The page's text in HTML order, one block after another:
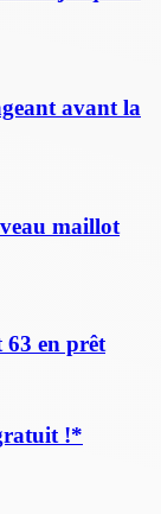
avant la
maillot
en prêt
!*